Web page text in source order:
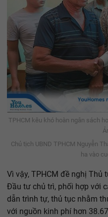
TPHCM kêu khó hoàn ngân sách
Chủ tịch UBND TPHCM Nguyễn
ha vào
Vì vậy, TPHCM đề nghị Thủ
Đầu tư chủ trì, phối hợp với
dẫn trình tự, thủ tục nhằm
với nguồn kinh phí hơn